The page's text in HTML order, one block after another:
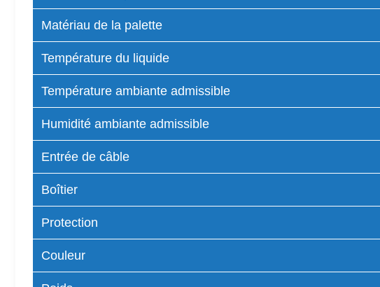
Matériau de la palette
Température du liquide
Température ambiante admissible
Humidité ambiante admissible
Entrée de câble
Boîtier
Protection
Couleur